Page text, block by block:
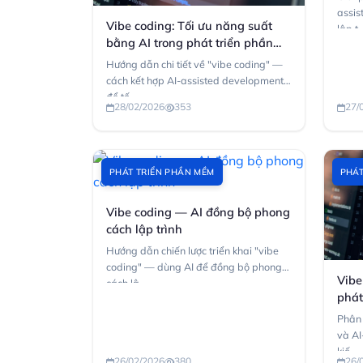
Vibe coding: Tối ưu năng suất
bằng AI trong phát triển phần
mềm
Hướng dẫn chi tiết về "vibe coding" —
cách kết hợp AI-assisted development
để tố...
28/02/2026 353
lập t...
27/
PHÁT TRIỂN PHẦN MỀM
Vibe coding — AI đồng bộ phong
cách lập trình
Hướng dẫn chiến lược triển khai "vibe
coding" — dùng AI để đồng bộ phong
cách lậ...
và
kiế...